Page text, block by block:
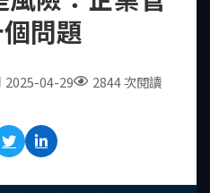
問題
2025-04-29
2844 次閱讀